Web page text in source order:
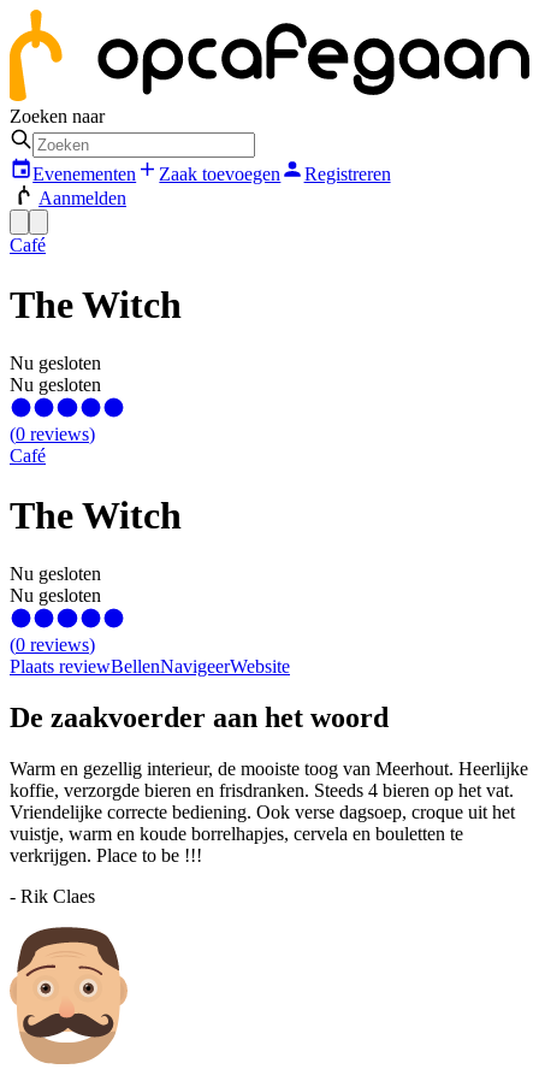
Zoeken naar
Evenementen Zaak toevoegen
Registreren
Aanmelden
Café
The Witch
Nu gesloten
Nu gesloten
(0 reviews)
Café
The Witch
Nu gesloten
Nu gesloten
(0 reviews)
Plaats reviewBellenNavigeerWebsite
De zaakvoerder aan het woord
Warm en gezellig interieur, de mooiste toog van Meerhout. Heerlijke
koffie, verzorgde bieren en frisdranken. Steeds 4 bieren op het vat.
Vriendelijke correcte bediening. Ook verse dagsoep, croque uit het
vuistje, warm en koude borrelhapjes, cervela en bouletten te
verkrijgen. Place to be !!!
- Rik Claes